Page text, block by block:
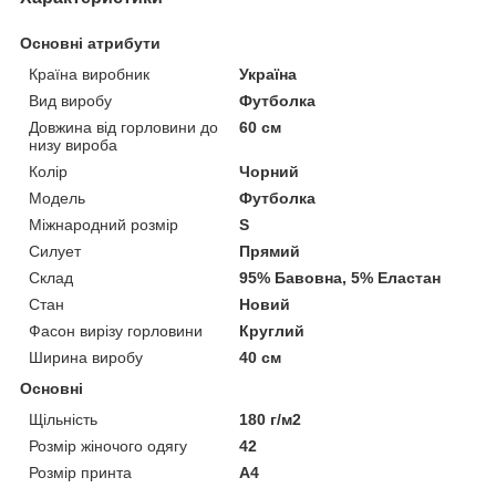
Основні атрибути
Країна виробник
Україна
Вид виробу
Футболка
Довжина від горловини до
низу вироба
60 см
Колір
Чорний
Модель
Футболка
Міжнародний розмір
S
Силует
Прямий
Склад
95% Бавовна, 5% Еластан
Стан
Новий
Фасон вирізу горловини
Круглий
Ширина виробу
40 см
Основні
Щільність
180 г/м2
Розмір жіночого одягу
42
Розмір принта
А4